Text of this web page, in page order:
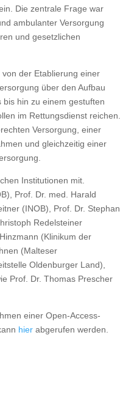
Die zentrale Frage war
ambulanter Versorgung
und gesetzlichen
der Etablierung einer
über den Aufbau
hin zu einem gestuften
im Rettungsdienst reichen.
Versorgung, einer
und gleichzeitig einer
Institutionen mit.
Prof. Dr. med. Harald
(INOB), Prof. Dr. Stephan
Redelsteiner
(Klinikum der
(Malteser
Oldenburger Land),
Prof. Dr. Thomas Prescher
einer Open-Access-
hierabgerufen werden.